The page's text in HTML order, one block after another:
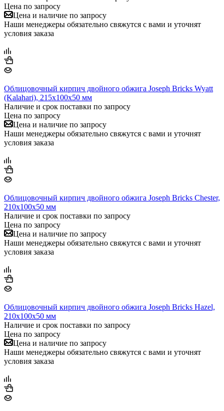
Цена по запросу
Цена и наличие по запросу
Наши менеджеры обязательно свяжутся с вами и уточнят
условия заказа
Облицовочный кирпич двойного обжига Joseph Bricks Wyatt
(Kalahari), 215х100х50 мм
Наличие и срок поставки по запросу
Цена по запросу
Цена и наличие по запросу
Наши менеджеры обязательно свяжутся с вами и уточнят
условия заказа
Облицовочный кирпич двойного обжига Joseph Bricks Chester,
210х100х50 мм
Наличие и срок поставки по запросу
Цена по запросу
Цена и наличие по запросу
Наши менеджеры обязательно свяжутся с вами и уточнят
условия заказа
Облицовочный кирпич двойного обжига Joseph Bricks Hazel,
210х100х50 мм
Наличие и срок поставки по запросу
Цена по запросу
Цена и наличие по запросу
Наши менеджеры обязательно свяжутся с вами и уточнят
условия заказа